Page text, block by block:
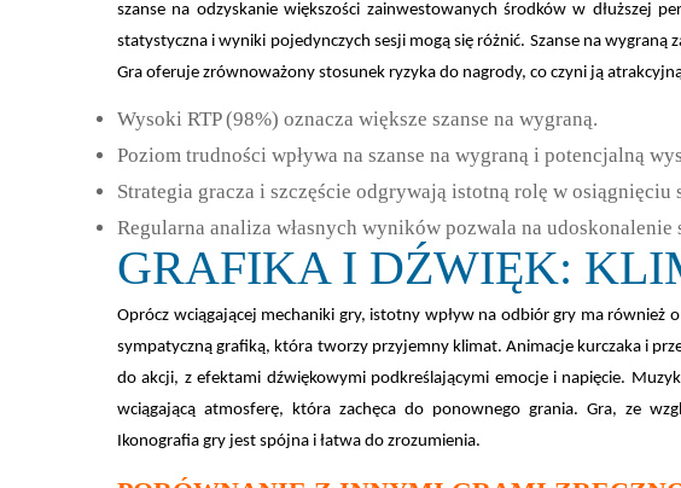
szanse na odzyskanie większości zainwestowanych środków w dłuższej
statystyczna i wyniki pojedynczych sesji mogą się różnić. Szanse na wygraną
Gra oferuje zrównoważony stosunek ryzyka do nagrody, co czyni ją
Wysoki RTP (98%) oznacza większe szanse na wygraną.
Poziom trudności wpływa na szanse na wygraną i potencjalną
Strategia gracza i szczęście odgrywają istotną rolę w osiągnięciu
Regularna analiza własnych wyników pozwala na udoskonalenie
GRAFIKA I DŹWIĘK:
Oprócz wciągającej mechaniki gry, istotny wpływ na odbiór gry ma również
sympatyczną grafiką, która tworzy przyjemny klimat. Animacje kurczaka i
do akcji, z efektami dźwiękowymi podkreślającymi emocje i napięcie.
wciągającą atmosferę, która zachęca do ponownego grania. Gra, ze
Ikonografia gry jest spójna i łatwa do zrozumienia.